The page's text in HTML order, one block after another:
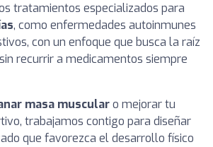
tratamientos especializados para
, como enfermedades autoinmunes
con un enfoque que busca la raíz
recurrir a medicamentos siempre
masa muscularo mejorar tu
trabajamos contigo para diseñar
que favorezca el desarrollo físico